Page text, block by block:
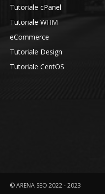
Tutoriale cPanel
Tutoriale WHM
eCommerce
Tutoriale Design
Tutoriale CentOS
© ARENA SEO 2022 - 2023